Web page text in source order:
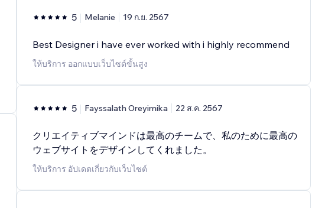
5 Melanie 19 ก.ย. 2567
Best Designer i have ever worked with i highly recommend
ให้บริการ ออกแบบเว็บไซต์ขั้นสูง
5 Fayssalath Oreyimika 22 ส.ค. 2567
クリエイティブマインドは最高のチームで、私のために最高の
ウェブサイトをデザインしてくれました。
ให้บริการ อัปเดตเกี่ยวกับเว็บไซต์